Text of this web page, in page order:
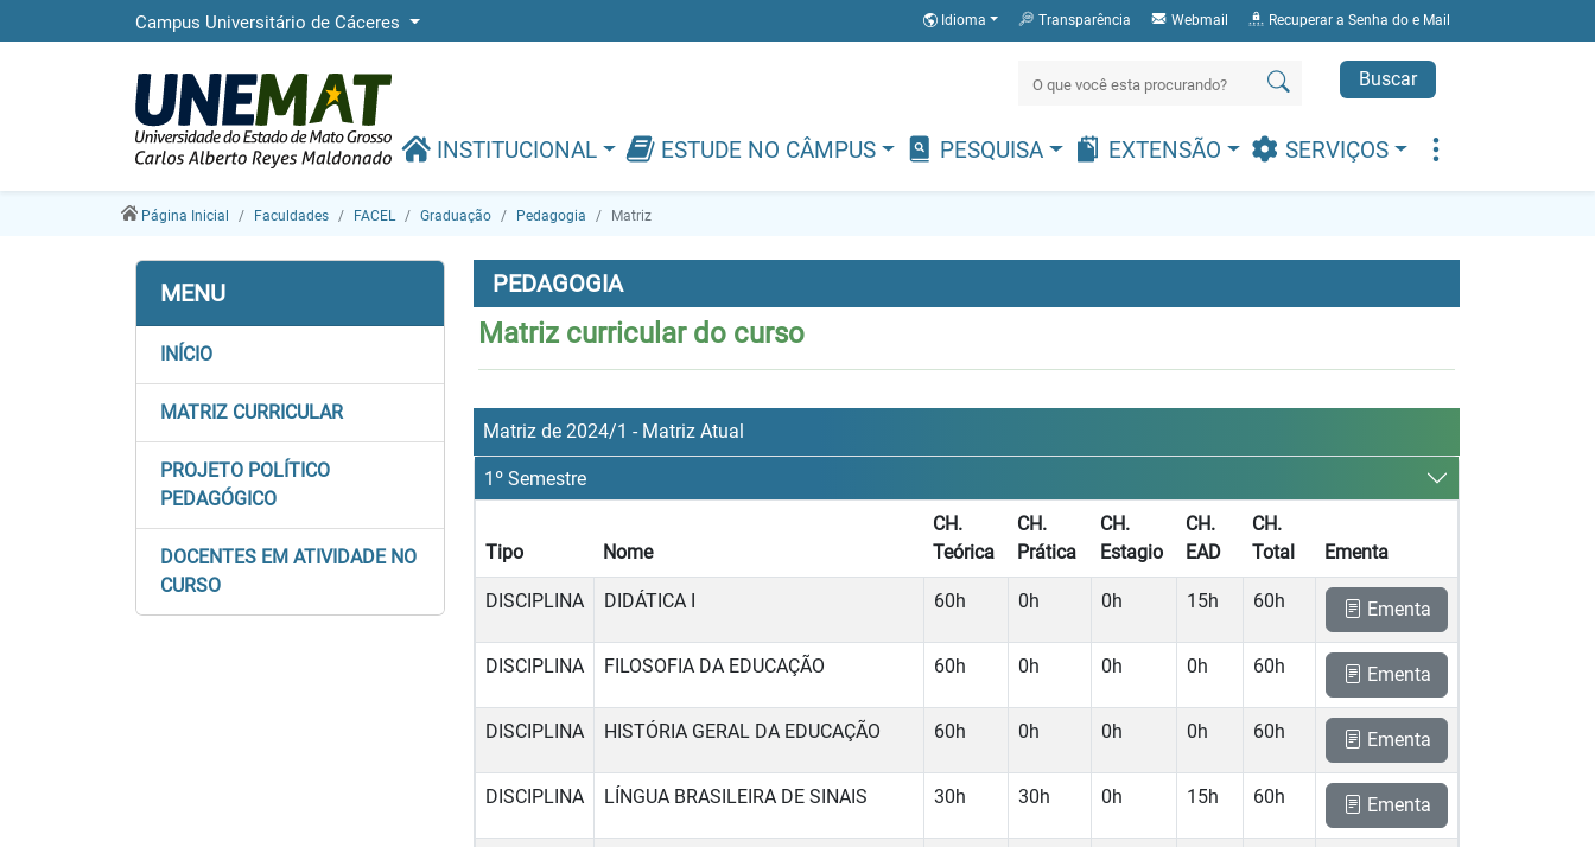
Campus Universitário de Cáceres Idioma Transparência Webmail Recuperar a Senha do e Mail
Buscar
INSTITUCIONAL ESTUDE NO CÂMPUS PESQUISA EXTENSÃO SERVIÇOS
Página Inicial Faculdades FACEL Graduação Pedagogia Matriz
MENU
INÍCIO
MATRIZ CURRICULAR
PROJETO POLÍTICO
PEDAGÓGICO
DOCENTES EM ATIVIDADE NO
CURSO
PEDAGOGIA
Matriz curricular do curso
Matriz de 2024/1 - Matriz Atual
1º Semestre
Tipo Nome
CH.
Teórica
CH.
Prática
CH.
Estagio
CH.
EAD
CH.
Total
Ementa
DISCIPLINA DIDÁTICA I 60h 0h 0h 15h 60h Ementa
DISCIPLINA FILOSOFIA DA EDUCAÇÃO 60h 0h 0h 0h 60h Ementa
DISCIPLINA HISTÓRIA GERAL DA EDUCAÇÃO 60h 0h 0h 0h 60h Ementa
DISCIPLINA LÍNGUA BRASILEIRA DE SINAIS 30h 30h 0h 15h 60h Ementa